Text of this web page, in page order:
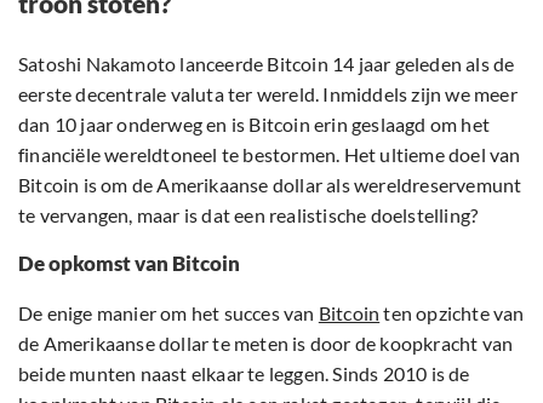
Satoshi Nakamoto lanceerde Bitcoin 14 jaar geleden als de
eerste decentrale valuta ter wereld. Inmiddels zijn we meer
dan 10 jaar onderweg en is Bitcoin erin geslaagd om het
financiële wereldtoneel te bestormen. Het ultieme doel van
Bitcoin is om de Amerikaanse dollar als wereldreservemunt
te vervangen, maar is dat een realistische doelstelling?
De opkomst van Bitcoin
De enige manier om het succes van Bitcoin ten opzichte van
de Amerikaanse dollar te meten is door de koopkracht van
beide munten naast elkaar te leggen. Sinds 2010 is de